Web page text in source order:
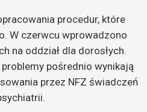
procedur, które
W czerwcu wprowadzono
na oddział dla dorosłych.
pośrednio wynikają
przez NFZ świadczeń